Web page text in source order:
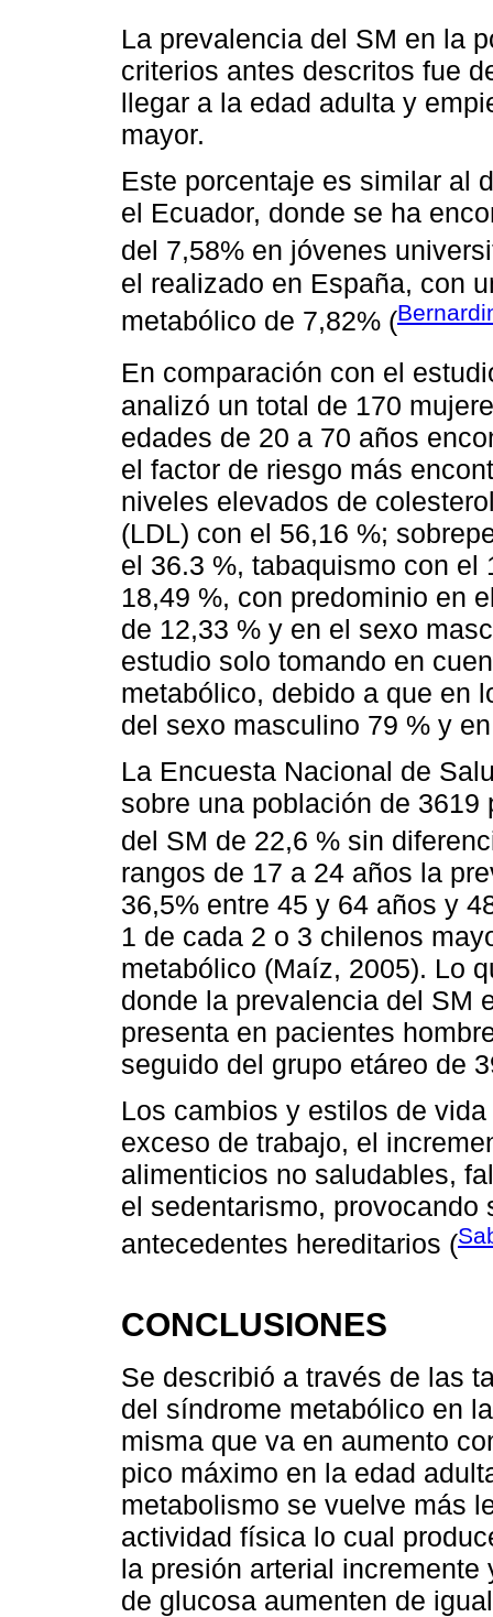
La prevalencia del SM en la
criterios antes descritos fue
llegar a la edad adulta y
mayor.
Este porcentaje es similar al
el Ecuador, donde se ha
del 7,58% en jóvenes
el realizado en España, con
metabólico de 7,82% (
En comparación con el
analizó un total de 170
edades de 20 a 70 años
el factor de riesgo más
niveles elevados de
(LDL) con el 56,16 %;
el 36.3 %, tabaquismo con
18,49 %, con predominio en
de 12,33 % y en el sexo
estudio solo tomando en
metabólico, debido a que en
del sexo masculino 79 % y
La Encuesta Nacional de
sobre una población de
del SM de 22,6 % sin
rangos de 17 a 24 años la
36,5% entre 45 y 64 años y
1 de cada 2 o 3 chilenos
metabólico (Maíz, 2005). Lo
donde la prevalencia del SM
presenta en pacientes
seguido del grupo etáreo de
Los cambios y estilos de
exceso de trabajo, el
alimenticios no saludables,
el sedentarismo,
antecedentes hereditarios (
CONCLUSIONES
Se describió a través de las
del síndrome metabólico en
misma que va en aumento
pico máximo en la edad
metabolismo se vuelve más
actividad física lo cual
la presión arterial
de glucosa aumenten de